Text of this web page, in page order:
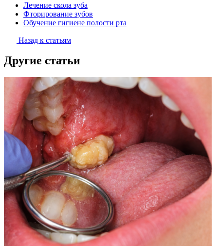
Лечение скола зуба
Фторирование зубов
Обучение гигиене полости рта
Назад к статьям
Другие статьи